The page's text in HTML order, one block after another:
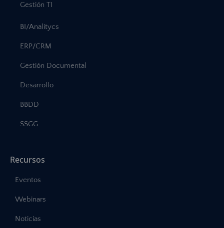
Gestión TI
BI/Analitycs
ERP/CRM
Gestión Documental
Desarrollo
BBDD
SSGG
Recursos
Eventos
Webinars
Noticias